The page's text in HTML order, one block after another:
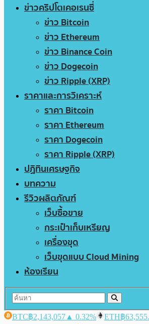
ข่าวคริปโตเคอเรนซี่
ข่าว Bitcoin
ข่าว Ethereum
ข่าว Binance Coin
ข่าว Dogecoin
ข่าว Ripple (XRP)
ราคาและการวิเคราะห์
ราคา Bitcoin
ราคา Ethereum
ราคา Dogecoin
ราคา Ripple (XRP)
ปฏิทินเศรษฐกิจ
บทความ
รีวิวผลิตภัณฑ์
เว็บซื้อขาย
กระเป๋าเก็บเหรียญ
เครื่องขุด
เว็บขุดแบบ Cloud Mining
ห้องเรียน
BTC฿2,143,057 ▲ 0.32% ETH฿